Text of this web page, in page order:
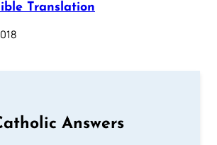
Translation
Answers